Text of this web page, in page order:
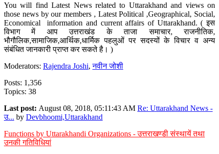
You will find Latest News related to Uttarakhand and views on
those news by our members , Latest Political ,Geographical, Social,
Economical information and current affairs of Uttarakhand. ( इस
विभाग में आप उत्तराखंड के ताजा समाचार, राजनीतिक,
भौगौलिक,सामाजिक,आर्थिक,धार्मिक पहलुओं पर सदस्यों के विचार व अन्य
संबंधित जानकारी प्राप्त कर सकते है। )
Moderators: Rajendra Joshi,नवीन जोशी
Posts: 1,356
Topics: 38
Last post: August 08, 2018, 05:11:43 AM Re: Uttarakhand News -
उ... by Devbhoomi,Uttarakhand
Functions by Uttarakhandi Organizations - उत्तराखण्डी संस्थायें तथा
उनकी गतिविधियां